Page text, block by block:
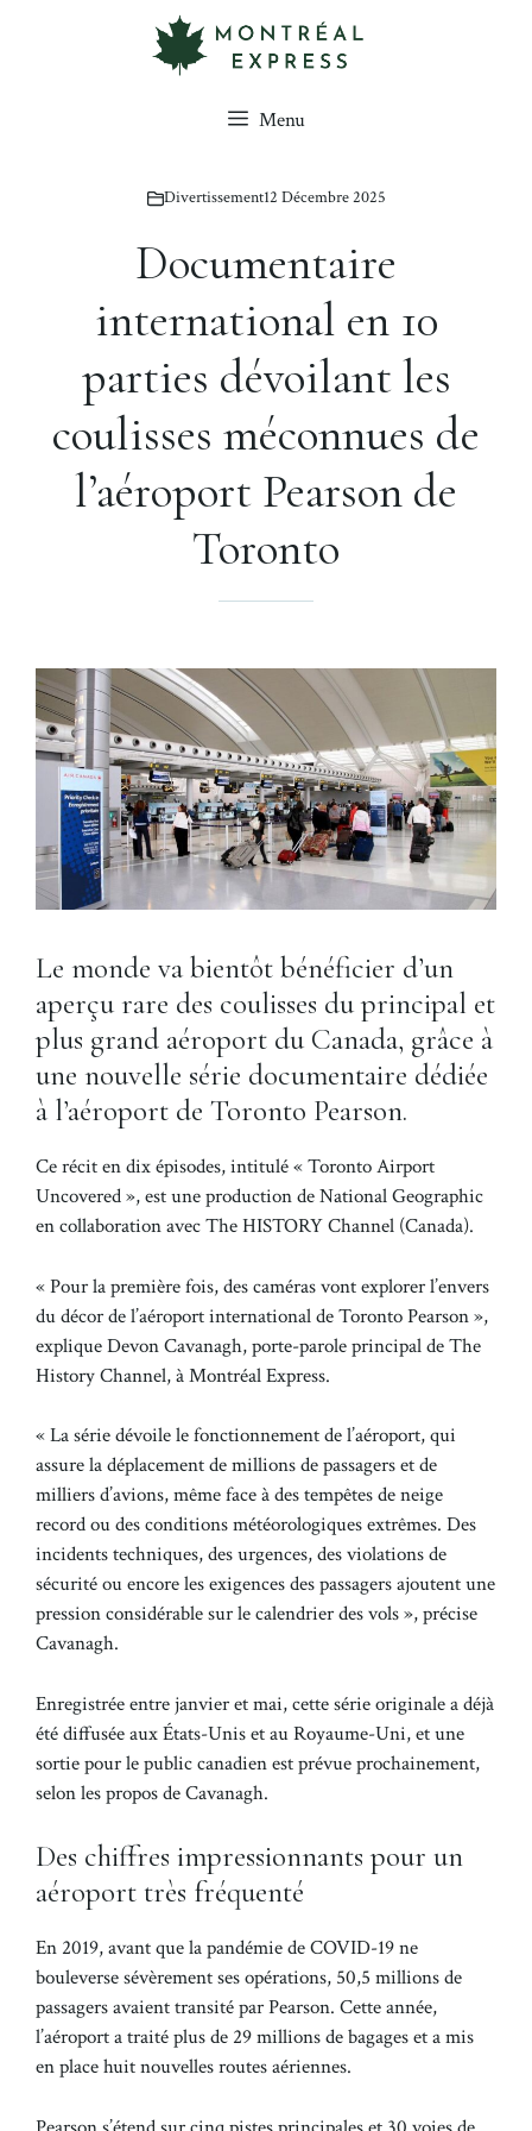
Menu
Divertissement12 Décembre 2025
Documentaire
international en 10
parties dévoilant les
coulisses méconnues de
l’aéroport Pearson de
Toronto
Le monde va bientôt bénéficier d’un
aperçu rare des coulisses du principal et
plus grand aéroport du Canada, grâce à
une nouvelle série documentaire dédiée
à l’aéroport de Toronto Pearson.
Ce récit en dix épisodes, intitulé « Toronto Airport
Uncovered », est une production de National Geographic
en collaboration avec The HISTORY Channel (Canada).
« Pour la première fois, des caméras vont explorer l’envers
du décor de l’aéroport international de Toronto Pearson »,
explique Devon Cavanagh, porte-parole principal de The
History Channel, à Montréal Express.
« La série dévoile le fonctionnement de l’aéroport, qui
assure la déplacement de millions de passagers et de
milliers d’avions, même face à des tempêtes de neige
record ou des conditions météorologiques extrêmes. Des
incidents techniques, des urgences, des violations de
sécurité ou encore les exigences des passagers ajoutent une
pression considérable sur le calendrier des vols », précise
Cavanagh.
Enregistrée entre janvier et mai, cette série originale a déjà
été diffusée aux États-Unis et au Royaume-Uni, et une
sortie pour le public canadien est prévue prochainement,
selon les propos de Cavanagh.
Des chiffres impressionnants pour un
aéroport très fréquenté
En 2019, avant que la pandémie de COVID-19 ne
bouleverse sévèrement ses opérations, 50,5 millions de
passagers avaient transité par Pearson. Cette année,
l’aéroport a traité plus de 29 millions de bagages et a mis
en place huit nouvelles routes aériennes.